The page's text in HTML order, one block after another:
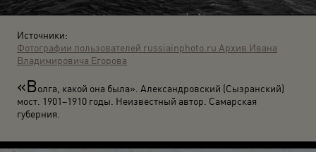
Источники:
Фотографии пользователей russiainphoto.ru Архив Ивана
Владимировича Егорова
«Волга, какой она была». Александровский (Сызранский)
мост. 1901–1910 годы. Неизвестный автор. Самарская
губерния.